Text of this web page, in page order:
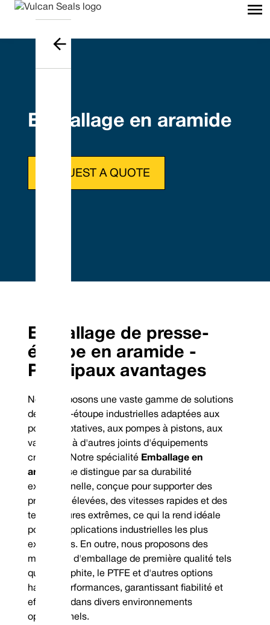
Emballage en aramide
REQUEST A QUOTE
contact@vulcanseals.com
Emballage en
Expanded PTFE Gasketing
UK/World: +44 (0) 114 249 3333 | USA: +1 952 955 8800 |
www.vulcanseals.com | contact@vulcanseals.com
Emballage de presse-
étoupe en aramide -
Principaux avantages
Nous proposons une vaste gamme de solutions
de presse-étoupe industrielles adaptées aux
pompes rotatives, aux pompes à pistons, aux
vannes et à d'autres joints d'équipements
critiques. Notre spécialité Emballage en
aramide
se distingue par sa durabilité
exceptionnelle, conçue pour supporter des
pressions élevées, des vitesses rapides et des
températures extrêmes, ce qui la rend idéale
pour les applications industrielles les plus
exigeantes. En outre, nous proposons des
matériaux d'emballage de première qualité tels
que le graphite, le PTFE et d'autres options
hautes performances, garantissant fiabilité et
efficacité dans divers environnements
opérationnels.